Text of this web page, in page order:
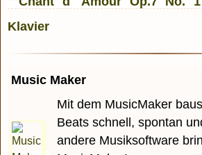
Music Maker
Mit dem MusicMaker
Beats schnell, spontan
andere Musiksoftware